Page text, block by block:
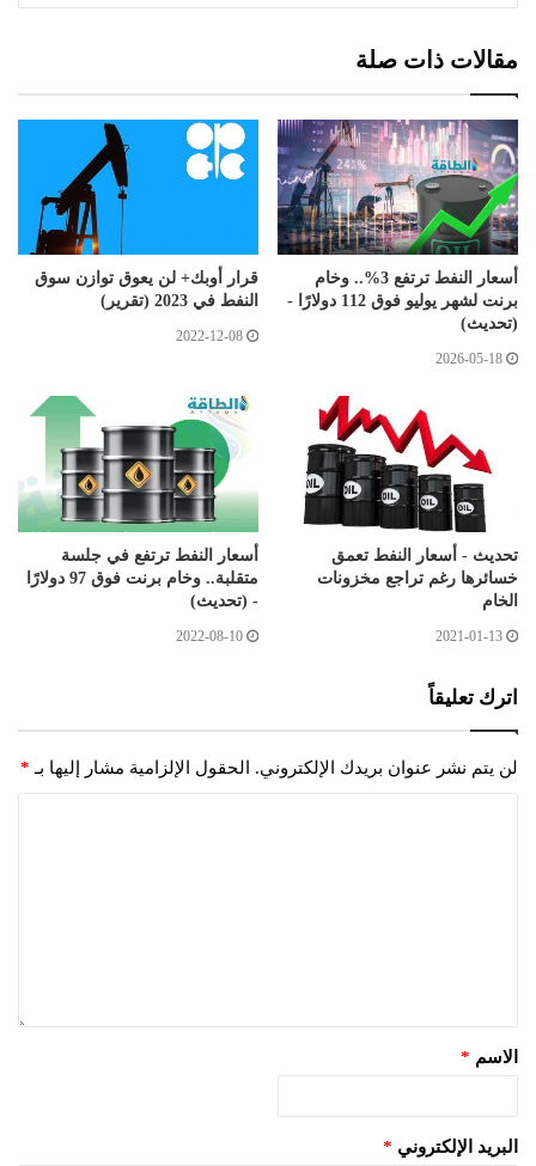
مقالات ذات صلة
أسعار النفط ترتفع 3%.. وخام
برنت لشهر يوليو فوق 112 دولارًا -
(تحديث)
2026-05-18
قرار أوبك+ لن يعوق توازن سوق
النفط في 2023 (تقرير)
2022-12-08
تحديث - أسعار النفط تعمق
خسائرها رغم تراجع مخزونات
الخام
2021-01-13
أسعار النفط ترتفع في جلسة
متقلبة.. وخام برنت فوق 97 دولارًا
- (تحديث)
2022-08-10
اترك تعليقاً
لن يتم نشر عنوان بريدك الإلكتروني. الحقول الإلزامية مشار إليها بـ *
الاسم *
البريد الإلكتروني *